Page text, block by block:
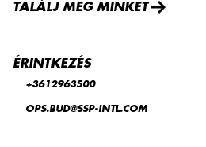
TALÁLJ MEG MINKET
ÉRINTKEZÉS
+3612963500
OPS.BUD@SSP-INTL.COM